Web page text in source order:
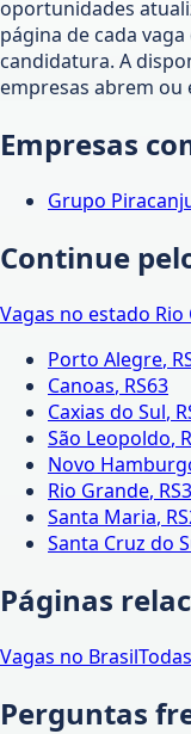
oportunidades
página de cada
candidatura. A
empresas abrem ou
Empresas
Grupo
Continue
Vagas no estado Rio
Porto Alegre,
Canoas, RS63
Caxias do Sul,
São Leopoldo,
Novo
Rio Grande, RS
Santa Maria, RS
Santa Cruz do
Páginas
Vagas no Brasil
Perguntas